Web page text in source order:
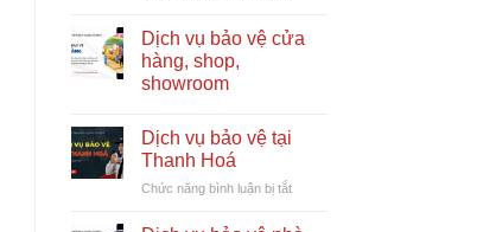
kỹ
thuê
bảo
Dịch vụ bảo vệ cửa
hàng, shop,
showroom
Dịch vụ bảo vệ tại
Thanh Hoá
Chức năng bình luận bị tắtở
vụ